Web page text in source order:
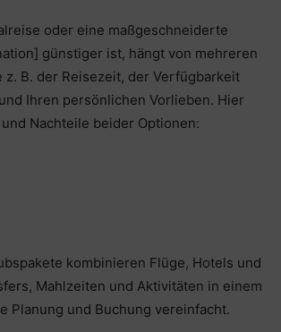
oder eine maßgeschneiderte
günstiger ist, hängt von mehreren
z. B. der Reisezeit, der Verfügbarkeit
Ihren persönlichen Vorlieben. Hier
Nachteile beider Optionen:
kombinieren Flüge, Hotels und
Mahlzeiten und Aktivitäten in einem
Planung und Buchung vereinfacht.